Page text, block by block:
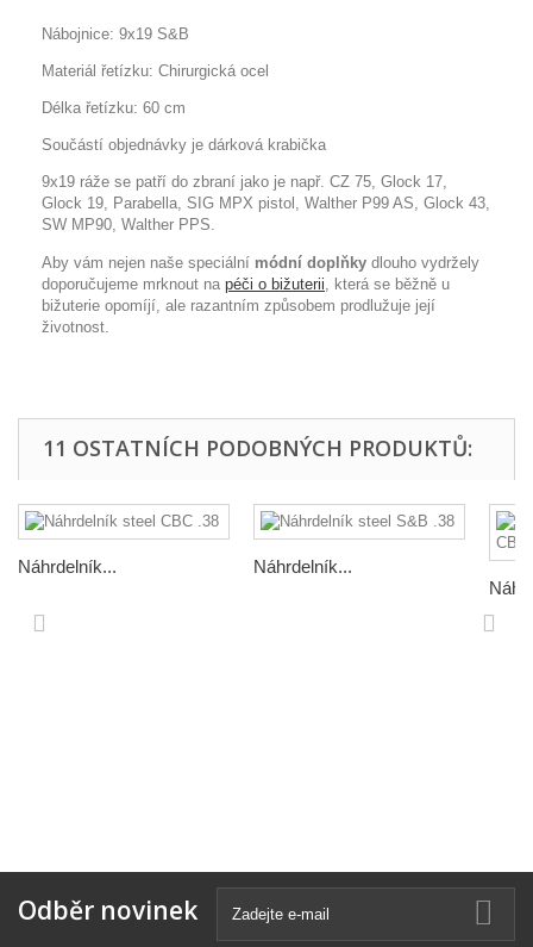
Nábojnice: 9x19 S&B
Materiál řetízku: Chirurgická ocel
Délka řetízku: 60 cm
Součástí objednávky je dárková krabička
9x19 ráže se patří do zbraní jako je např. CZ 75, Glock 17,
Glock 19, Parabella, SIG MPX pistol, Walther P99 AS, Glock 43,
SW MP90, Walther PPS.
Aby vám nejen naše speciální módní doplňky dlouho vydržely
doporučujeme mrknout na péči o bižuterii , která se běžně u
bižuterie opomíjí, ale razantním způsobem prodlužuje její
životnost.
11 OSTATNÍCH PODOBNÝCH PRODUKTŮ:
Náhrdelník...
Náhrdelník...
Odběr novinek